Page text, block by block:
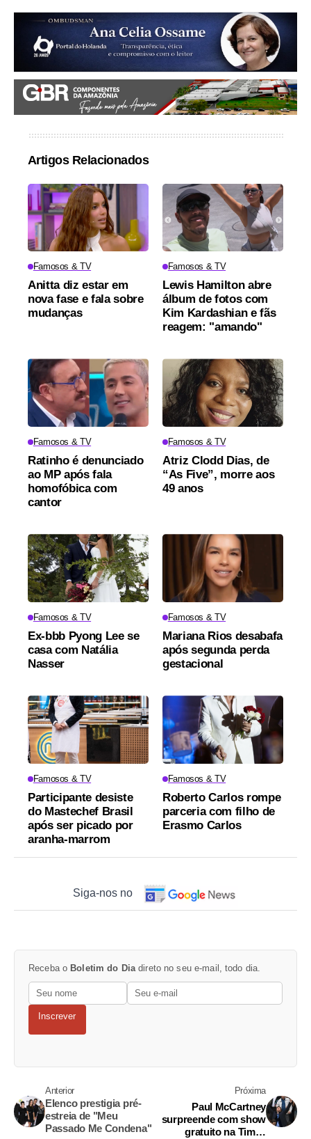
Artigos Relacionados
Famosos & TV
Anitta diz estar em
nova fase e fala sobre
mudanças
Famosos & TV
Lewis Hamilton abre
álbum de fotos com
Kim Kardashian e fãs
reagem: "amando"
Famosos & TV
Ratinho é denunciado
ao MP após fala
homofóbica com
cantor
Famosos & TV
Atriz Clodd Dias, de
“As Five”, morre aos
49 anos
Famosos & TV
Ex-bbb Pyong Lee se
casa com Natália
Nasser
Famosos & TV
Mariana Rios desabafa
após segunda perda
gestacional
Famosos & TV
Participante desiste
do Mastechef Brasil
após ser picado por
aranha-marrom
Famosos & TV
Roberto Carlos rompe
parceria com filho de
Erasmo Carlos
Siga-nos no
Receba o Boletim do Dia direto no seu e-mail, todo dia.
Inscrever
Anterior
Elenco prestigia pré-
estreia de "Meu
Passado Me Condena"
Próxima
Paul McCartney
surpreende com show
gratuito na Times